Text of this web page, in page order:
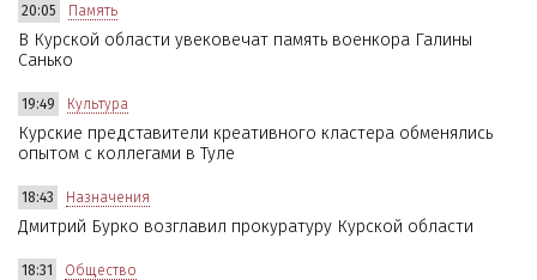
20:05 Память
В Курской области увековечат память военкора Галины
Санько
19:49 Культура
Курские представители креативного кластера обменялись
опытом с коллегами в Туле
18:43 Назначения
Дмитрий Бурко возглавил прокуратуру Курской области
18:31 Общество